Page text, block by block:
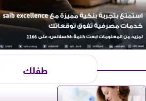
طفلك